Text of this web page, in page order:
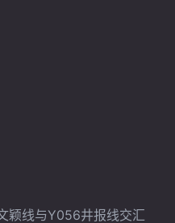
颖线与Y056井报线交汇